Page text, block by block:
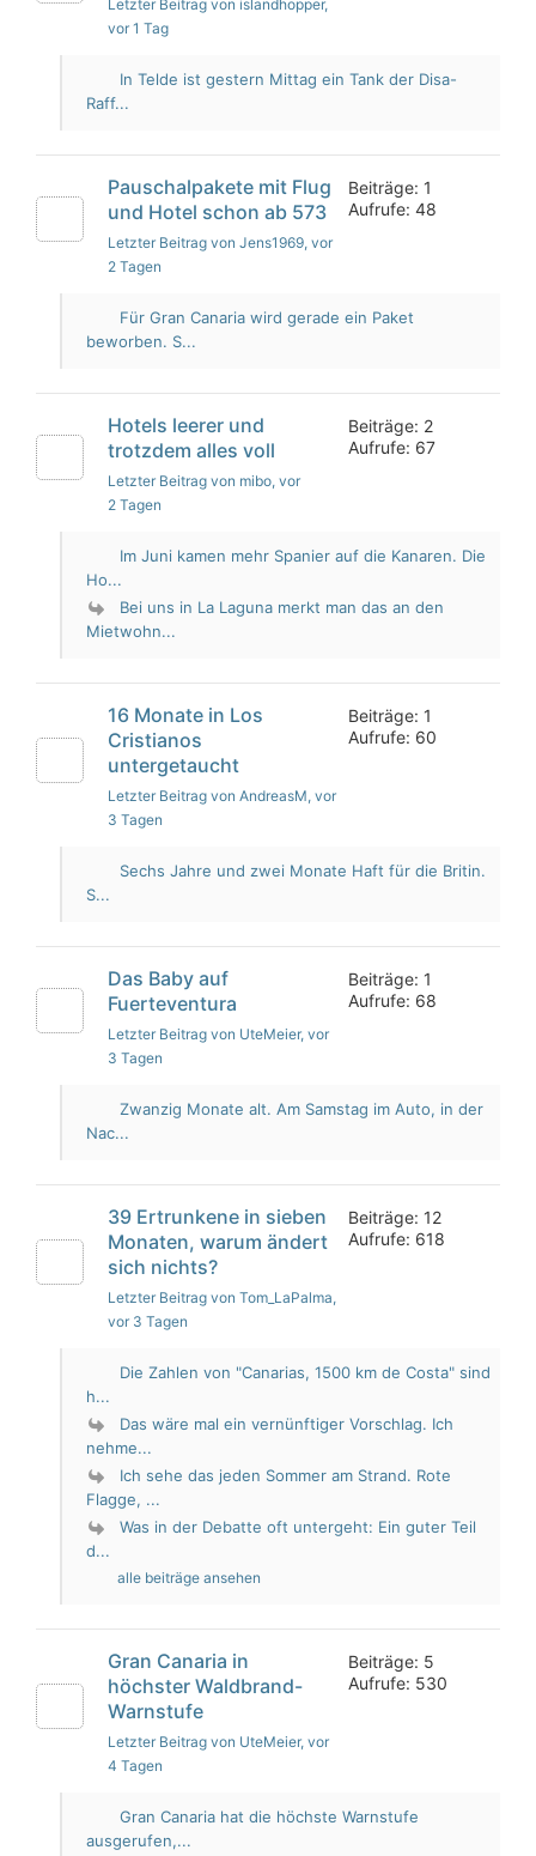
Letzter Beitrag von islandhopper,
vor 1 Tag
In Telde ist gestern Mittag ein Tank der Disa-
Raff...
Pauschalpakete mit Flug
und Hotel schon ab 573
Letzter Beitrag von Jens1969, vor
2 Tagen
Beiträge: 1
Aufrufe: 48
Für Gran Canaria wird gerade ein Paket
beworben. S...
Hotels leerer und
trotzdem alles voll
Letzter Beitrag von mibo, vor
2 Tagen
Beiträge: 2
Aufrufe: 67
Im Juni kamen mehr Spanier auf die Kanaren. Die
Ho...
Bei uns in La Laguna merkt man das an den
Mietwohn...
16 Monate in Los
Cristianos
untergetaucht
Letzter Beitrag von AndreasM, vor
3 Tagen
Beiträge: 1
Aufrufe: 60
Sechs Jahre und zwei Monate Haft für die Britin.
S...
Das Baby auf
Fuerteventura
Letzter Beitrag von UteMeier, vor
3 Tagen
Beiträge: 1
Aufrufe: 68
Zwanzig Monate alt. Am Samstag im Auto, in der
Nac...
39 Ertrunkene in sieben
Monaten, warum ändert
sich nichts?
Letzter Beitrag von Tom_LaPalma,
vor 3 Tagen
Beiträge: 12
Aufrufe: 618
Die Zahlen von "Canarias, 1500 km de Costa" sind
h...
Das wäre mal ein vernünftiger Vorschlag. Ich
nehme...
Ich sehe das jeden Sommer am Strand. Rote
Flagge, ...
Was in der Debatte oft untergeht: Ein guter Teil
d...
alle beiträge ansehen
Gran Canaria in
höchster Waldbrand-
Warnstufe
Letzter Beitrag von UteMeier, vor
4 Tagen
Beiträge: 5
Aufrufe: 530
Gran Canaria hat die höchste Warnstufe
ausgerufen,...